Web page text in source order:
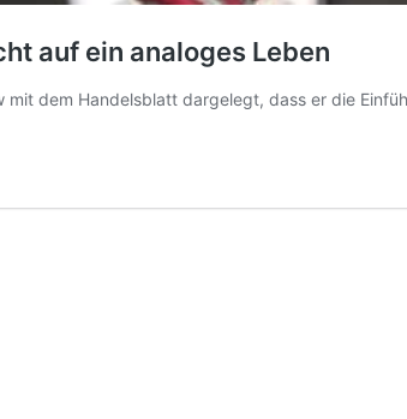
auf ein analoges Leben
dem Handelsblatt dargelegt, dass er die